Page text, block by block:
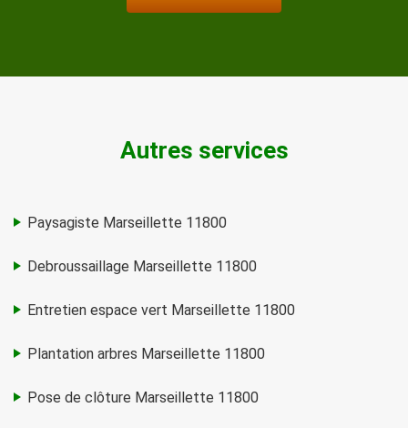
Autres services
Paysagiste Marseillette 11800
Debroussaillage Marseillette 11800
Entretien espace vert Marseillette 11800
Plantation arbres Marseillette 11800
Pose de clôture Marseillette 11800